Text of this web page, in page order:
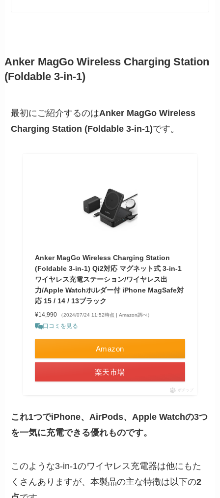
Anker MagGo Wireless Charging Station
(Foldable 3-in-1)
最初にご紹介するのはAnker MagGo Wireless
Charging Station (Foldable 3-in-1)です。
Anker MagGo Wireless Charging Station
(Foldable 3-in-1) Qi2対応 マグネット式 3-in-1
ワイヤレス充電ステーション/ワイヤレス出
力/Apple Watchホルダー付 iPhone MagSafe対
応 15 / 14 / 13ブラック
¥14,990 （2024/07/24 11:52時点 | Amazon調べ）
口コミを見る
Amazon
楽天市場
ポチップ
これ1つでiPhone、AirPods、Apple Watchの3つ
を一気に充電できる優れものです。
このような3-in-1のワイヤレス充電器は他にもた
くさんありますが、本製品の主な特徴は以下の2